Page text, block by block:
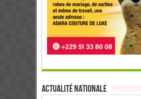
Actualité Nationale